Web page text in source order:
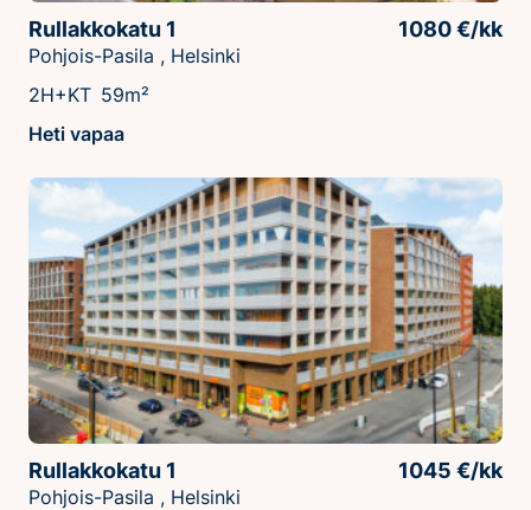
Rullakkokatu 1 1080 €/kk
Pohjois-Pasila , Helsinki
2H+KT 59m²
Heti vapaa
Rullakkokatu 1 1045 €/kk
Pohjois-Pasila , Helsinki